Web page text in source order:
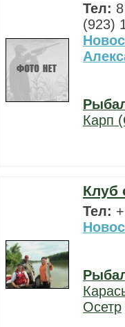
Тел:
(923)
Карп
Клуб
Тел:
Осетр